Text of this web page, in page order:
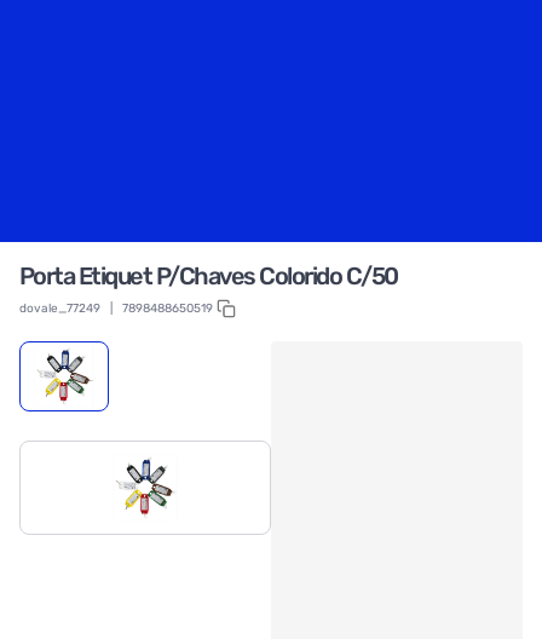
Porta Etiquet P/Chaves Colorido C/50
dovale_77249 7898488650519